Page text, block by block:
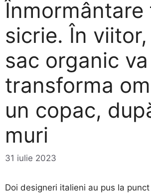
Înmormântare
sicrie. În
sac organic va
transforma
un copac,
muri
31 iulie 2023
Doi designeri italieni au pus la